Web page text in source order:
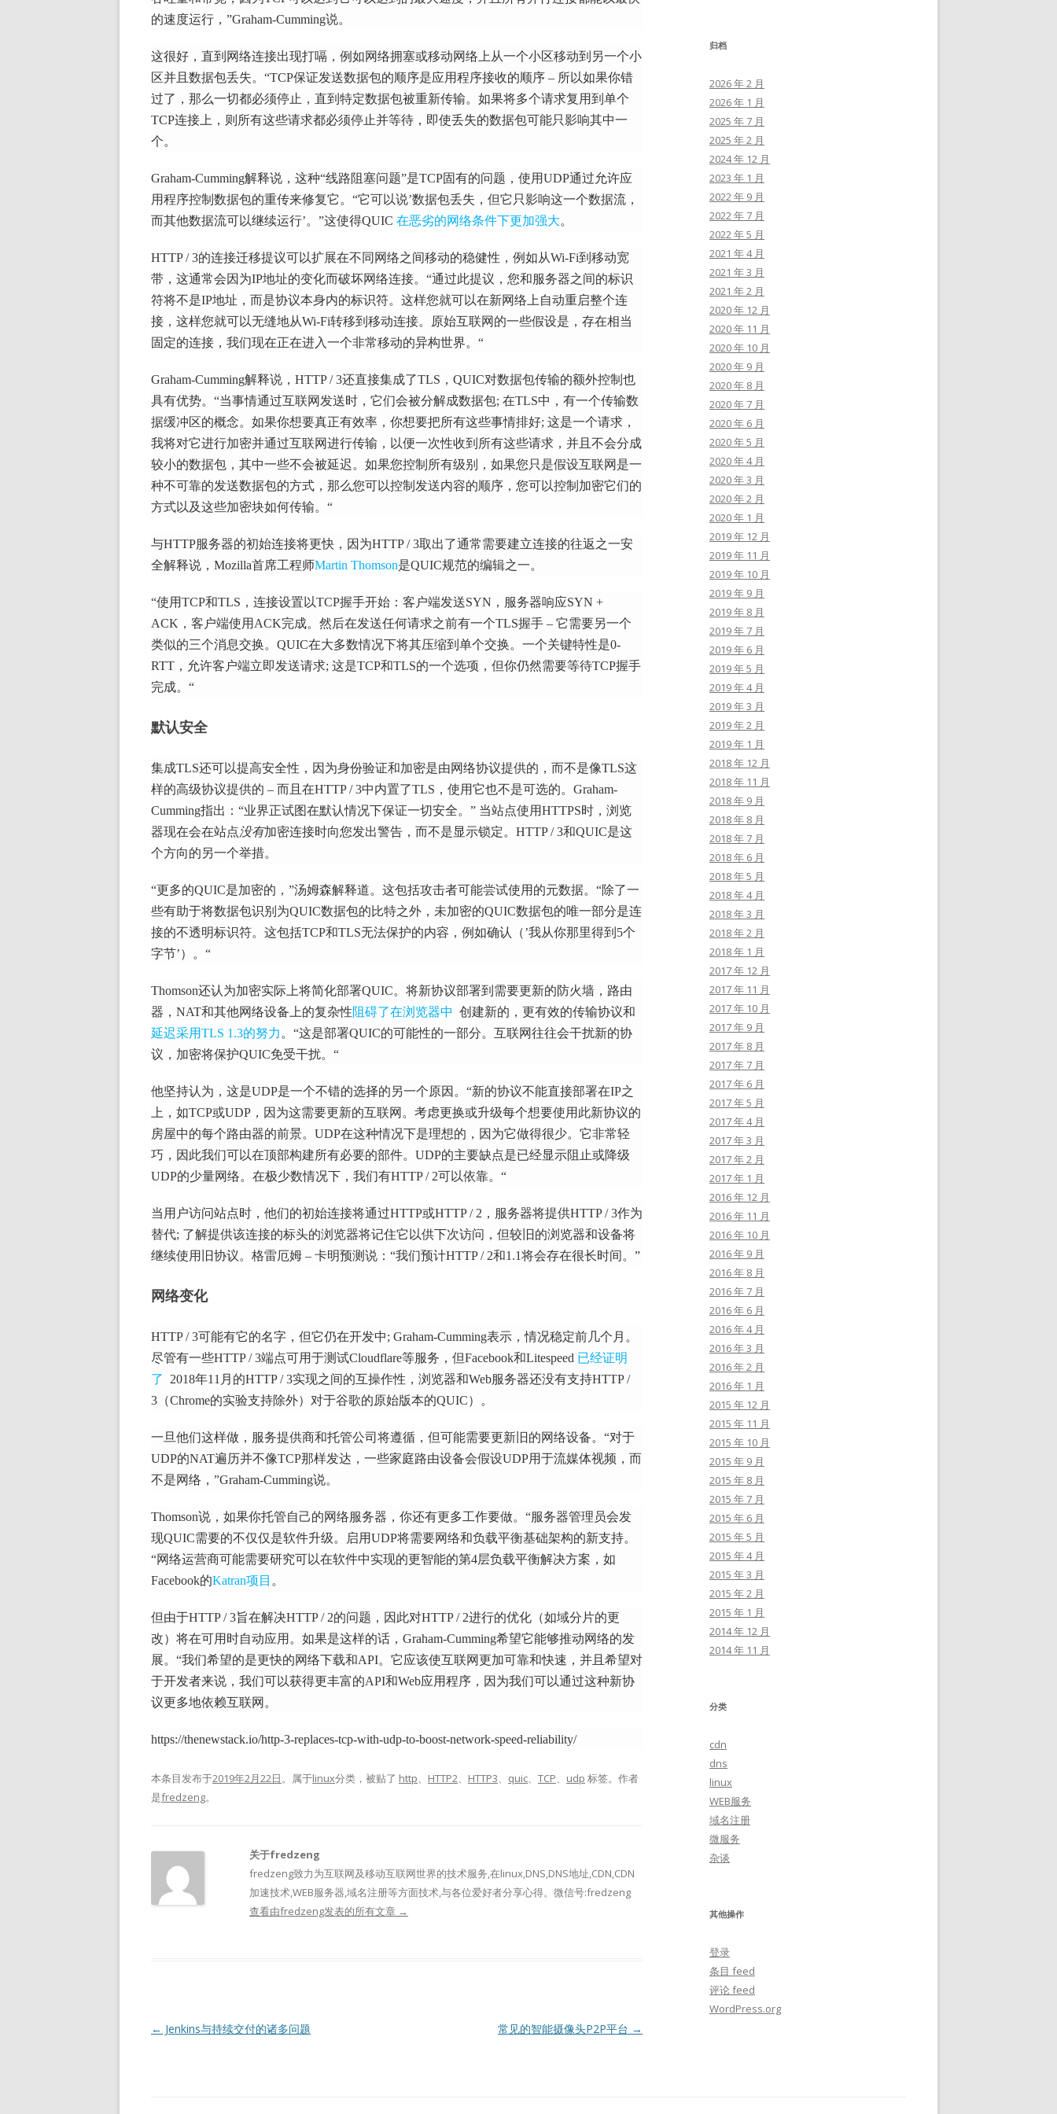
的速度运行，”Graham-Cumming说。
这很好，直到网络连接出现打嗝，例如网络拥塞或移动网络上从一个小区移动到另一个小
区并且数据包丢失。 “TCP保证发送数据包的顺序是应用程序接收的顺序 – 所以如果你错
过了，那么一切都必须停止，直到特定数据包被重新传输。 如果将多个请求复用到单个
TCP连接上，则所有这些请求都必须停止并等待，即使丢失的数据包可能只影响其中一
个。
Graham-Cumming解释说，这种“线路阻塞问题”是TCP固有的问题，使用UDP通过允许应
用程序控制数据包的重传来修复它。 “它可以说’数据包丢失，但它只影响这一个数据流，
而其他数据流可以继续运行’。”这使得QUIC 在恶劣的网络条件下更加强大。
HTTP / 3的连接迁移提议可以扩展在不同网络之间移动的稳健性，例如从Wi-Fi到移动宽
带，这通常会因为IP地址的变化而破坏网络连接。 “通过此提议，您和服务器之间的标识
符将不是IP地址，而是协议本身内的标识符。 这样您就可以在新网络上自动重启整个连
接，这样您就可以无缝地从Wi-Fi转移到移动连接。
原始互联网的一些假设是，存在相当
固定的连接，我们现在正在进入一个非常移动的异构世界。“
Graham-Cumming解释说，HTTP / 3还直接集成了TLS，QUIC对数据包传输的额外控制也
具有优势。 “当事情通过互联网发送时，它们会被分解成数据包; 在TLS中，有一个传输数
据缓冲区的概念。 如果你想要真正有效率，你想要把所有这些事情排好; 这是一个请求，
我将对它进行加密并通过互联网进行传输，以便一次性收到所有这些请求，并且不会分成
较小的数据包，其中一些不会被延迟。 如果您控制所有级别，如果您只是假设互联网是一
种不可靠的发送数据包的方式，那么您可以控制发送内容的顺序，您可以控制加密它们的
方式以及这些加密块如何传输。“
与HTTP服务器的初始连接将更快，因为HTTP / 3取出了通常需要建立连接的往返之一安
全解释说，Mozilla首席工程师Martin Thomson是QUIC规范的编辑之一。
“使用TCP和TLS，连接设置以TCP握手开始：客户端发送SYN，服务器响应SYN +
ACK，客户端使用ACK完成。 然后在发送任何请求之前有一个TLS握手 – 它需要另一个
类似的三个消息交换。 QUIC在大多数情况下将其压缩到单个交换。 一个关键特性是0-
RTT，允许客户端立即发送请求; 这是TCP和TLS的一个选项，但你仍然需要等待TCP握手
完成。“
默认安全
集成TLS还可以提高安全性，因为身份验证和加密是由网络协议提供的，而不是像TLS这
样的高级协议提供的 – 而且在HTTP / 3中内置了TLS，使用它也不是可选的。 Graham-
Cumming指出：“业界正试图在默认情况下保证一切安全。” 当站点使用HTTPS时，浏览
器现在会在站点没有加密连接时向您发出警告，而不是显示锁定。 HTTP / 3和QUIC是这
个方向的另一个举措。
“更多的QUIC是加密的，”汤姆森解释道。 这包括攻击者可能尝试使用的元数据。 “除了一
些有助于将数据包识别为QUIC数据包的比特之外，未加密的QUIC数据包的唯一部分是连
接的不透明标识符。 这包括TCP和TLS无法保护的内容，例如确认（’我从你那里得到5个
字节’）。“
Thomson还认为加密实际上将简化部署QUIC。 将新协议部署到需要更新的防火墙，路由
器，NAT和其他网络设备上的复杂性阻碍了在浏览器中 创建新的，更有效的传输协议和
延迟采用TLS 1.3的努力 。 “这是部署QUIC的可能性的一部分。 互联网往往会干扰新的协
议，加密将保护QUIC免受干扰。“
他坚持认为，这是UDP是一个不错的选择的另一个原因。 “新的协议不能直接部署在IP之
上，如TCP或UDP，因为这需要更新的互联网。 考虑更换或升级每个想要使用此新协议的
房屋中的每个路由器的前景。 UDP在这种情况下是理想的，因为它做得很少。 它非常轻
巧，因此我们可以在顶部构建所有必要的部件。 UDP的主要缺点是已经显示阻止或降级
UDP的少量网络。 在极少数情况下，我们有HTTP / 2可以依靠。“
当用户访问站点时，他们的初始连接将通过HTTP或HTTP / 2，服务器将提供HTTP / 3作为
替代; 了解提供该连接的标头的浏览器将记住它以供下次访问，但较旧的浏览器和设备将
继续使用旧协议。 格雷厄姆 – 卡明预测说：“我们预计HTTP / 2和1.1将会存在很长时间。”
网络变化
HTTP / 3可能有它的名字，但它仍在开发中; Graham-Cumming表示，情况稳定前几个月。
尽管有一些HTTP / 3端点可用于测试Cloudflare等服务，但Facebook和Litespeed 已经证明
了
2018年11月的HTTP / 3实现之间的互操作性，浏览器和Web服务器还没有支持HTTP /
3（Chrome的实验支持除外）对于谷歌的原始版本的QUIC）。
一旦他们这样做，服务提供商和托管公司将遵循，但可能需要更新旧的网络设备。 “对于
UDP的NAT遍历并不像TCP那样发达，一些家庭路由设备会假设UDP用于流媒体视频，而
不是网络，”Graham-Cumming说。
Thomson说，如果你托管自己的网络服务器，你还有更多工作要做。 “服务器管理员会发
现QUIC需要的不仅仅是软件升级。
启用UDP将需要网络和负载平衡基础架构的新支持。
“网络运营商可能需要研究可以在软件中实现的更智能的第4层负载平衡解决方案，如
Facebook的Katran项目 。
但由于HTTP / 3旨在解决HTTP / 2的问题，因此对HTTP / 2进行的优化（如域分片的更
改）将在可用时自动应用。 如果是这样的话，Graham-Cumming希望它能够推动网络的发
展。 “我们希望的是更快的网络下载和API。 它应该使互联网更加可靠和快速，并且希望对
于开发者来说，我们可以获得更丰富的API和Web应用程序，因为我们可以通过这种新协
议更多地依赖互联网。
https://thenewstack.io/http-3-replaces-tcp-with-udp-to-boost-network-speed-reliability/
本条目发布于2019年2月22日。属于linux分类，被贴了 http、 HTTP2、 HTTP3、 quic、 TCP、 udp 标签。 作者
是fredzeng。
关于fredzeng
fredzeng致力为互联网及移动互联网世界的技术服务,在linux,DNS,DNS地址,CDN,CDN
加速技术,WEB服务器,域名注册等方面技术,与各位爱好者分享心得。微信号:fredzeng
查看由fredzeng发表的所有文章 →
文
← Jenkins与持续交付的诸多问题 常见的智能摄像头P2P平台 →
归档
2026 年 2 月
2026 年 1 月
2025 年 7 月
2025 年 2 月
2024 年 12 月
2023 年 1 月
2022 年 9 月
2022 年 7 月
2022 年 5 月
2021 年 4 月
2021 年 3 月
2021 年 2 月
2020 年 12 月
2020 年 11 月
2020 年 10 月
2020 年 9 月
2020 年 8 月
2020 年 7 月
2020 年 6 月
2020 年 5 月
2020 年 4 月
2020 年 3 月
2020 年 2 月
2020 年 1 月
2019 年 12 月
2019 年 11 月
2019 年 10 月
2019 年 9 月
2019 年 8 月
2019 年 7 月
2019 年 6 月
2019 年 5 月
2019 年 4 月
2019 年 3 月
2019 年 2 月
2019 年 1 月
2018 年 12 月
2018 年 11 月
2018 年 9 月
2018 年 8 月
2018 年 7 月
2018 年 6 月
2018 年 5 月
2018 年 4 月
2018 年 3 月
2018 年 2 月
2018 年 1 月
2017 年 12 月
2017 年 11 月
2017 年 10 月
2017 年 9 月
2017 年 8 月
2017 年 7 月
2017 年 6 月
2017 年 5 月
2017 年 4 月
2017 年 3 月
2017 年 2 月
2017 年 1 月
2016 年 12 月
2016 年 11 月
2016 年 10 月
2016 年 9 月
2016 年 8 月
2016 年 7 月
2016 年 6 月
2016 年 4 月
2016 年 3 月
2016 年 2 月
2016 年 1 月
2015 年 12 月
2015 年 11 月
2015 年 10 月
2015 年 9 月
2015 年 8 月
2015 年 7 月
2015 年 6 月
2015 年 5 月
2015 年 4 月
2015 年 3 月
2015 年 2 月
2015 年 1 月
2014 年 12 月
2014 年 11 月
分类
cdn
dns
linux
WEB服务
域名注册
微服务
杂谈
其他操作
登录
条目 feed
评论 feed
WordPress.org